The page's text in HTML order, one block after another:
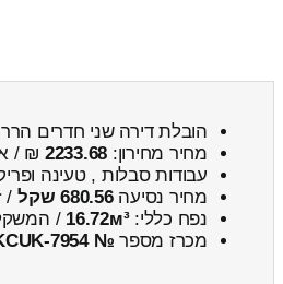
הובלת דירה שני חדרים
מחיר מחירון: 2233.68
₪ /
עבודות סבלות , טעינה
מחיר נסיעה680.56 שקל /
נפח כללי:16.72м³
/
מכרז מספר № KCUK-7954